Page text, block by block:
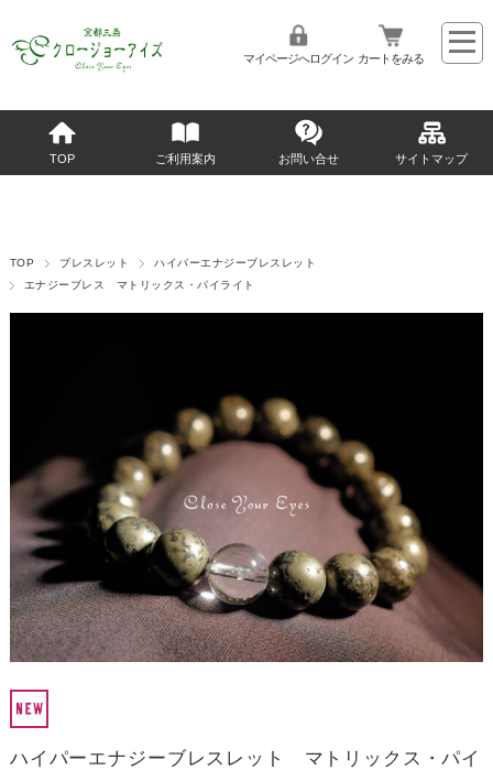
マイページへログイン カートをみる
TOP ご利用案内 お問い合せ サイトマップ
TOP ブレスレット
ハイパーエナジーブレスレット
エナジーブレス マトリックス・パイライト
ハイパーエナジーブレスレット マトリックス・パイ